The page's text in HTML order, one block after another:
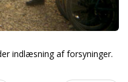
indlæsning af forsyninger.